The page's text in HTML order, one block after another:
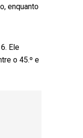
enquanto
Ele
o 45.º e